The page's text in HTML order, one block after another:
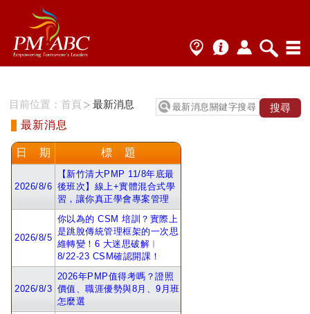
目前位置：首頁
最新消息
最新消息
日 期 標 題
2026/8/6
【新竹清大PMP 11/8年底最
後班次】線上+實體混合式學
習，讓你真正學會專案管理
2026/8/5
你以為的 CSM 培訓？實際上
是跳脫傳統管理框架的一次思
維轉變！6 大迷思破解︱
8/22-23 CSM確認開課！
2026/8/3
2026年PMP值得考嗎？證照
價值、職涯優勢與8月、9月班
怎麼選